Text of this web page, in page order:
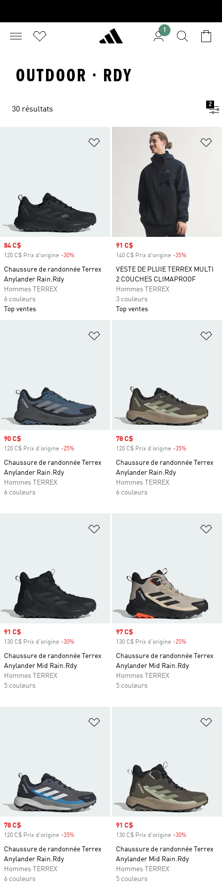
1
OUTDOOR · RDY
30 résultats
2
Ajouter à la Liste de produits
Prix soldé
84 C$
120 C$ Prix d'origine -30%
Chaussure de randonnée Terrex
Anylander Rain.Rdy
Hommes TERREX
6 couleurs
Top ventes
Prix soldé
91 C$
140 C$ Prix d'origine -35%
VESTE DE PLUIE TERREX MULTI
2 COUCHES CLIMAPROOF
Hommes TERREX
3 couleurs
Top ventes
Ajouter à la Liste de produits
Prix soldé
90 C$
120 C$ Prix d'origine -25%
Chaussure de randonnée Terrex
Anylander Rain.Rdy
Hommes TERREX
6 couleurs
Prix soldé
78 C$
120 C$ Prix d'origine -35%
Chaussure de randonnée Terrex
Anylander Rain.Rdy
Hommes TERREX
6 couleurs
Ajouter à la Liste de produits
Prix soldé
91 C$
130 C$ Prix d'origine -30%
Chaussure de randonnée Terrex
Anylander Mid Rain.Rdy
Hommes TERREX
5 couleurs
Prix soldé
97 C$
130 C$ Prix d'origine -25%
Chaussure de randonnée Terrex
Anylander Mid Rain.Rdy
Hommes TERREX
5 couleurs
Ajouter à la Liste de produits
Prix soldé
78 C$
120 C$ Prix d'origine -35%
Chaussure de randonnée Terrex
Anylander Rain.Rdy
Hommes TERREX
6 couleurs
Prix soldé
91 C$
130 C$ Prix d'origine -30%
Chaussure de randonnée Terrex
Anylander Mid Rain.Rdy
Hommes TERREX
5 couleurs